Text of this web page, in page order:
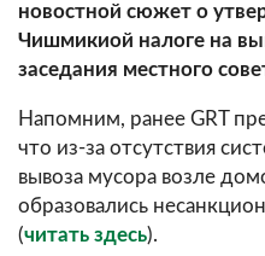
новостной сюжет о
Чишмикиой налоге на
заседания местного
Напомним, ранее GRT
что из-за отсутствия
вывоза мусора возле
образовались
(читать здесь).